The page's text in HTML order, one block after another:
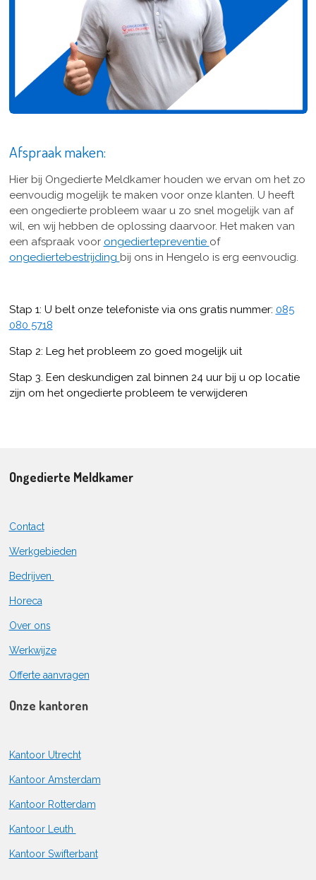
Afspraak maken:
Hier bij Ongedierte Meldkamer houden we ervan om het zo
eenvoudig mogelijk te maken voor onze klanten. U heeft
een ongedierte probleem waar u zo snel mogelijk van af
wil, en wij hebben de oplossing daarvoor. Het maken van
een afspraak voor ongediertepreventie of
ongediertebestrijding bij ons in Hengelo is erg eenvoudig.
Stap 1: U belt onze telefoniste via ons gratis nummer: 085
080 5718
Stap 2: Leg het probleem zo goed mogelijk uit
Stap 3. Een deskundigen zal binnen 24 uur bij u op locatie
zijn om het ongedierte probleem te verwijderen
Ongedierte Meldkamer
Contact
Werkgebieden
Bedrijven
Horeca
Over ons
Werkwijze
Offerte aanvragen
Onze kantoren
Kantoor Utrecht
Kantoor Amsterdam
Kantoor Rotterdam
Kantoor Leuth
Kantoor Swifterbant